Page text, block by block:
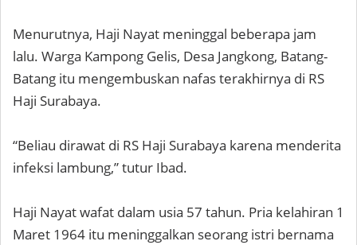
Menurutnya, Haji Nayat meninggal beberapa jam
lalu. Warga Kampong Gelis, Desa Jangkong, Batang-
Batang itu mengembuskan nafas terakhirnya di RS
Haji Surabaya.
“Beliau dirawat di RS Haji Surabaya karena menderita
infeksi lambung,” tutur Ibad.
Haji Nayat wafat dalam usia 57 tahun. Pria kelahiran 1
Maret 1964 itu meninggalkan seorang istri bernama